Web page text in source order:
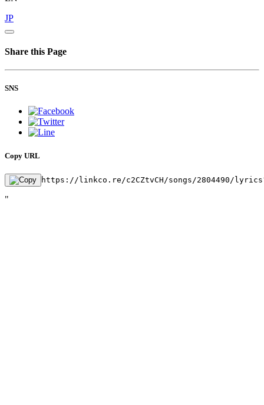
JP
Share this Page
SNS
Copy URL
https://linkco.re/c2CZtvCH/songs/2804490/
"